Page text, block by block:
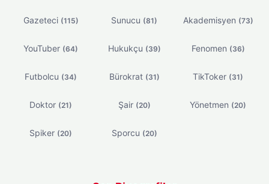
Gazeteci (115) Sunucu (81) Akademisyen (73)
YouTuber (64) Hukukçu (39) Fenomen (36)
Futbolcu (34) Bürokrat (31) TikToker (31)
Doktor (21) Şair (20) Yönetmen (20)
Spiker (20) Sporcu (20)